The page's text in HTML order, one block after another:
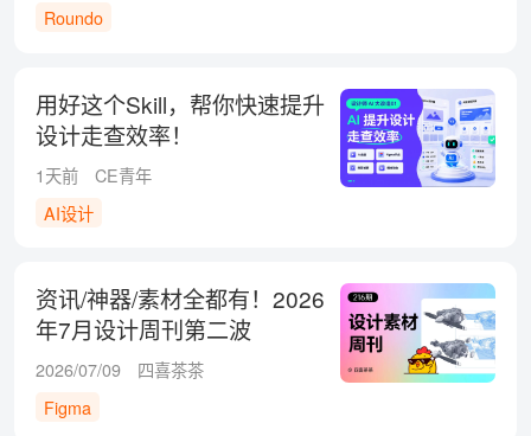
Roundo
用好这个Skill，帮你快速提升
设计走查效率！
1天前
CE青年
AI设计
资讯/神器/素材全都有！2026
年7月设计周刊第二波
2026/07/09
四喜茶茶
Figma